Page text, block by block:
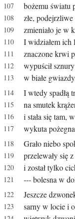
bożemu światu
złe,
zmieniało je w
I widziałem ich
znaczone krwi
wypuścił
w białe
I wtedy spadłą
na smutek
i stała się tam,
wykuta
Grało niebo
przelewały się
i został tylko
--- bolesna w
Jeszcze
sarny w locie i